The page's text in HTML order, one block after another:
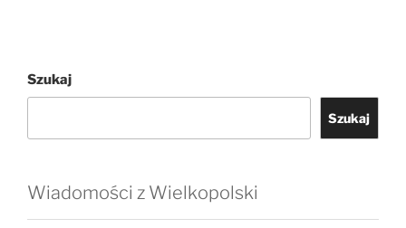
Szukaj
Szukaj
Wiadomości z Wielkopolski